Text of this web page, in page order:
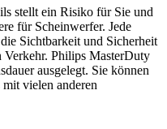
stellt ein Risiko für Sie und
für Scheinwerfer. Jede
Sichtbarkeit und Sicherheit
Verkehr. Philips MasterDuty
ausgelegt. Sie können
mit vielen anderen